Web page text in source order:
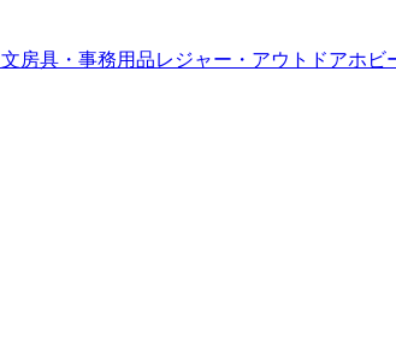
文房具・事務用品レジャー・アウトドアホビ